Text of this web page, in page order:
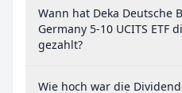
Wann hat Deka Deutsche
Germany 5-10 UCITS ETF
gezahlt?
Wie hoch war die